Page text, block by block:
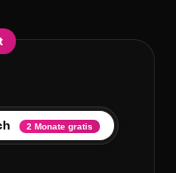
2 Monate gratis